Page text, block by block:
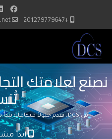
+201279779647
نصنع لعلامتك
في DCS، نقدم حلولاً متكاملة تبدأ من الفكرة وتصل بك إلى الصدارة.
ابدأ